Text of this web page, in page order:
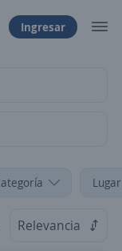
Ingresar
Relevancia